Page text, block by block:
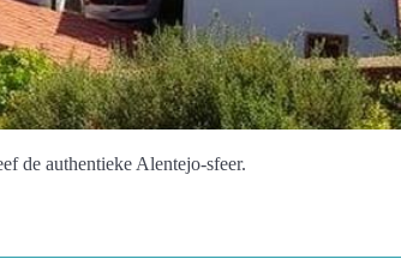
de authentieke Alentejo-sfeer.